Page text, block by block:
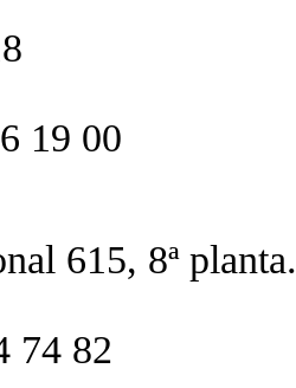
19 00
615, 8ª planta.
74 82